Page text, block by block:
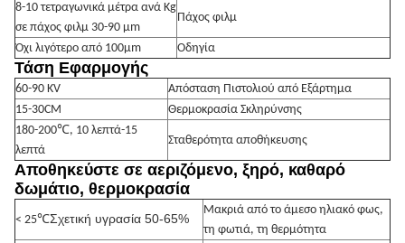
8-10 τετραγωνικά μέτρα ανά Kg
σε πάχος φιλμ 30-90 μm
Πάχος φιλμ
Όχι λιγότερο από 100μm Οδηγία
Τάση Εφαρμογής
60-90 KV
Απόσταση Πιστολιού από Εξάρτημα
15-30CM
Θερμοκρασία Σκληρύνσης
180-200℃, 10 λεπτά-15
λεπτά
Σταθερότητα αποθήκευσης
Αποθηκεύστε σε αεριζόμενο, ξηρό, καθαρό
δωμάτιο, θερμοκρασία
< 25℃Σχετική υγρασία 50-65%
Μακριά από το άμεσο ηλιακό φως,
τη φωτιά, τη θερμότητα